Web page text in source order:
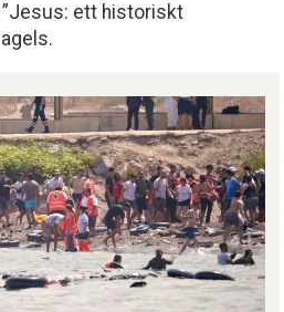
”Jesus: ett historiskt